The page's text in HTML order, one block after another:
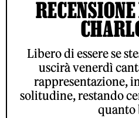
Libero di essere se
uscirà venerdì
rappresentazione,
solitudine, restando
quanto